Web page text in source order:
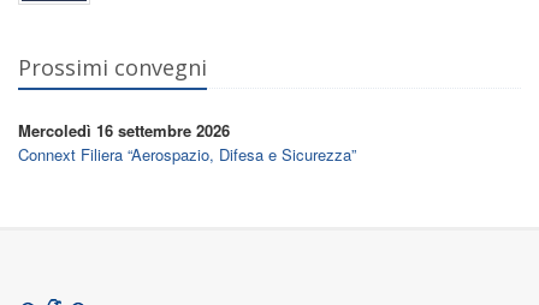
Prossimi convegni
Mercoledì 16 settembre 2026
Connext Filiera “Aerospazio, Difesa e Sicurezza”